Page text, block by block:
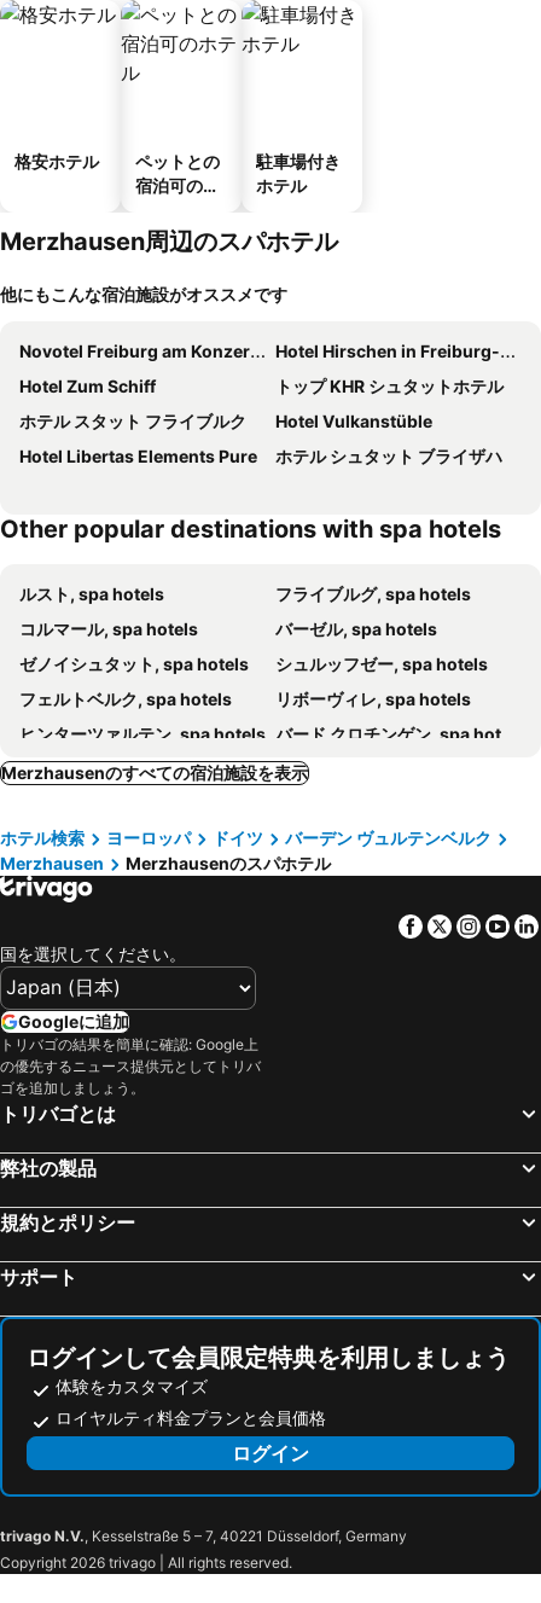
格安ホテル
ペットとの
宿泊可のホ
駐車場付き
ホテル
Merzhausen周辺のスパホテル
他にもこんな宿泊施設がオススメです
Novotel Freiburg am Konzerthaus
Hotel Hirschen in Freiburg-Lehen
Hotel Zum Schiff
トップ KHR シュタットホテル
ホテル スタット フライブルク
Hotel Vulkanstüble
Hotel Libertas Elements Pure
ホテル シュタット ブライザハ
Other popular destinations with spa hotels
ルスト, spa hotels
フライブルグ, spa hotels
コルマール, spa hotels
バーゼル, spa hotels
ゼノイシュタット, spa hotels
シュルッフゼー, spa hotels
フェルトベルク, spa hotels
リボーヴィレ, spa hotels
ヒンターツァルテン, spa hotels バード クロチンゲン, spa hotels
バーデンヴァイラー, spa hotels レンツキルヒ, spa hotels
ブロッツハイム, spa hotels
Gutach im Breisgau, spa hotels
Husseren-les-Châteaux, spa hotels
グロッタータール, spa hotels
Todtnauberg, spa hotels
ボルファハ, spa hotels
ヴェイル アム ライン, spa hotels
エギスハイム, spa hotels
シェーンヴァルド, spa hotels
ヴァルドキルヒ, spa hotels
Ühlingen-Birkendorf, spa hotels
Soultzmatt, spa hotels
サン ティポリット, spa hotels
ケンツィンゲン, spa hotels
Baldersheim, spa hotels
ヘーヘンシュヴァント, spa hotels
セレスタ, spa hotels
Merzhausenのすべての宿泊施設を表示
ホテル検索 ヨーロッパ ドイツ
バーデン ヴュルテンベルク
Merzhausen
Merzhausenのスパホテル
Facebook
Twitter
国を選択してください。
Googleに追加
トリバゴの結果を簡単に確認: Google上
の優先するニュース提供元としてトリバ
ゴを追加しましょう。
トリバゴとは
弊社の製品
規約とポリシー
サポート
ログインして会員限定特典を利用しましょう
体験をカスタマイズ
ロイヤルティ料金プランと会員価格
ログイン
trivago N.V., Kesselstraße 5 – 7, 40221 Düsseldorf, Germany
Copyright 2026 trivago | All rights reserved.